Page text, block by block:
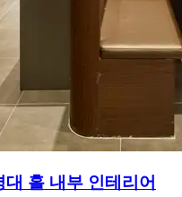
홀 내부 인테리어